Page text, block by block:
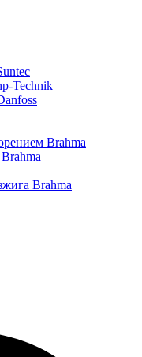
Technik
Brahma
Brahma